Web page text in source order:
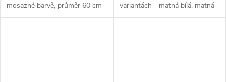
mosazné barvě, průměr 60 cm
účelně nasvítí obývací pokoj,
variantách - matná bílá, matná
černá, terra a champagne.